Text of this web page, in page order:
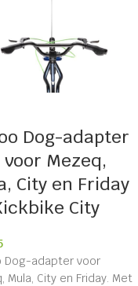
Dog-adapter
voor Mezeq,
City en Friday
City
Dog-adapter voor
Mula, City en Friday. Met